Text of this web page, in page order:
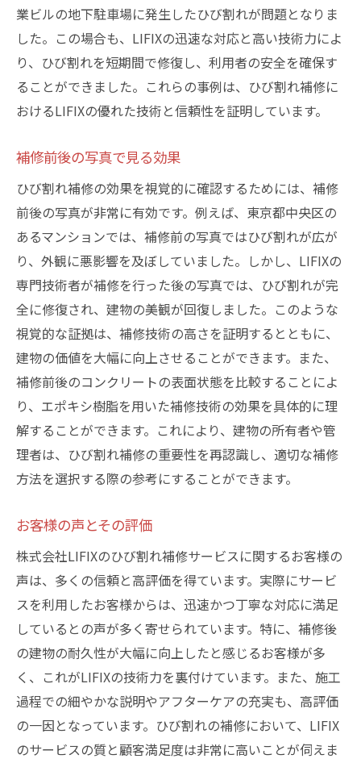
業ビルの地下駐車場に発生したひび割れが問題となりま
した。この場合も、LIFIXの迅速な対応と高い技術力によ
り、ひび割れを短期間で修復し、利用者の安全を確保す
ることができました。これらの事例は、ひび割れ補修に
おけるLIFIXの優れた技術と信頼性を証明しています。
補修前後の写真で見る効果
ひび割れ補修の効果を視覚的に確認するためには、補修
前後の写真が非常に有効です。例えば、東京都中央区の
あるマンションでは、補修前の写真ではひび割れが広が
り、外観に悪影響を及ぼしていました。しかし、LIFIXの
専門技術者が補修を行った後の写真では、ひび割れが完
全に修復され、建物の美観が回復しました。このような
視覚的な証拠は、補修技術の高さを証明するとともに、
建物の価値を大幅に向上させることができます。また、
補修前後のコンクリートの表面状態を比較することによ
り、エポキシ樹脂を用いた補修技術の効果を具体的に理
解することができます。これにより、建物の所有者や管
理者は、ひび割れ補修の重要性を再認識し、適切な補修
方法を選択する際の参考にすることができます。
お客様の声とその評価
株式会社LIFIXのひび割れ補修サービスに関するお客様の
声は、多くの信頼と高評価を得ています。実際にサービ
スを利用したお客様からは、迅速かつ丁寧な対応に満足
しているとの声が多く寄せられています。特に、補修後
の建物の耐久性が大幅に向上したと感じるお客様が多
く、これがLIFIXの技術力を裏付けています。また、施工
過程での細やかな説明やアフターケアの充実も、高評価
の一因となっています。ひび割れの補修において、LIFIX
のサービスの質と顧客満足度は非常に高いことが伺えま